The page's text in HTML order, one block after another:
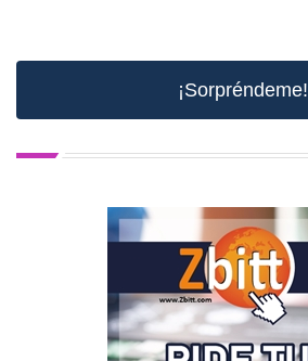
¡Sorpréndeme!